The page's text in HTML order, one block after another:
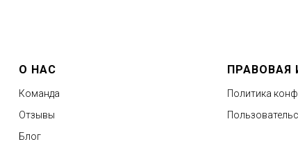
О НАС
Команда
Отзывы
Блог
Политика